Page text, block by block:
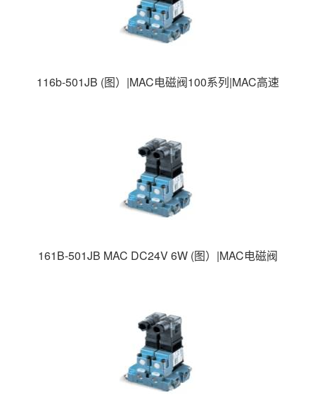
116b-501JB (图）|MAC电磁阀100系列|MAC高速
161B-501JB MAC DC24V 6W (图）|MAC电磁阀